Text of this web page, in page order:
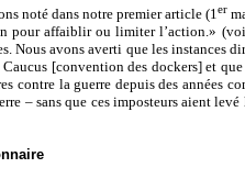
noté dans notre premier article (1er
pour affaiblir ou limiter l’action.»
Nous avons averti que les instances
[convention des dockers] et
contre la guerre depuis des années
– sans que ces imposteurs aient